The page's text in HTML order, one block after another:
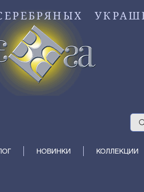
НОВИНКИ КОЛЛЕКЦИИ